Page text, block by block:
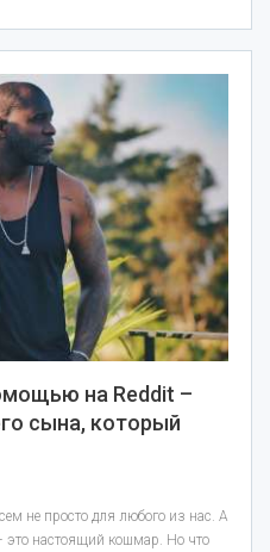
на Reddit –
сына, который
не просто для любого из нас. А
это настоящий кошмар. Но что